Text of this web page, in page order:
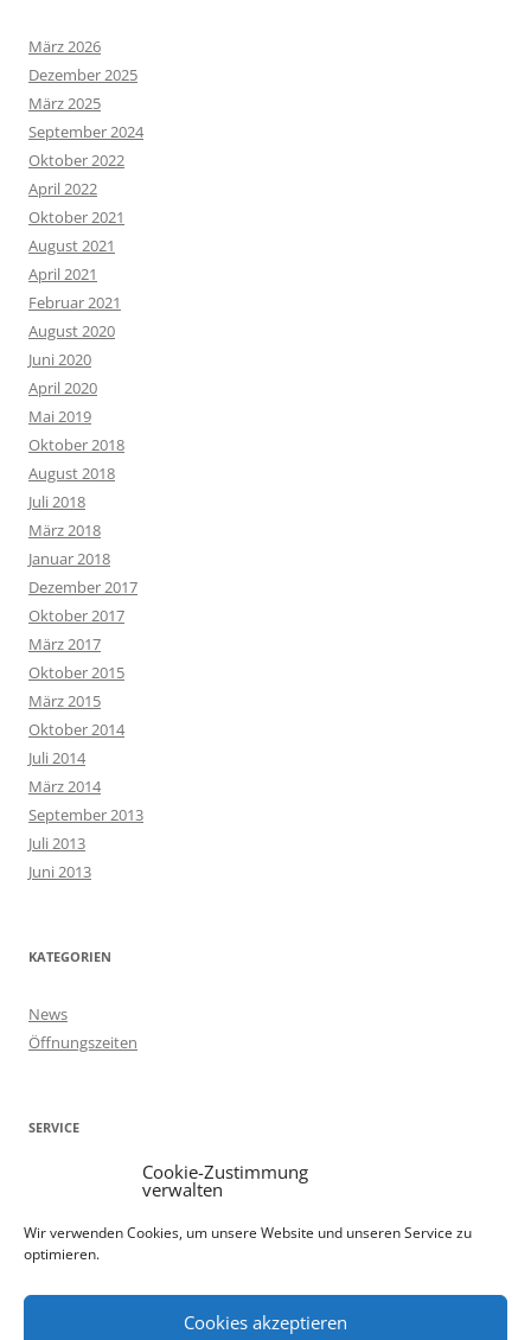
Cookie-Zustimmung
verwalten
Wir verwenden Cookies, um unsere Website und unseren Service zu
optimieren.
Cookies akzeptieren
März 2026
Dezember 2025
März 2025
September 2024
Oktober 2022
April 2022
Oktober 2021
August 2021
April 2021
Februar 2021
August 2020
Juni 2020
April 2020
Mai 2019
Oktober 2018
August 2018
Juli 2018
März 2018
Januar 2018
Dezember 2017
Oktober 2017
März 2017
Oktober 2015
März 2015
Oktober 2014
Juli 2014
März 2014
September 2013
Juli 2013
Juni 2013
KATEGORIEN
News
Öffnungszeiten
SERVICE
Anfahrt
Impressum